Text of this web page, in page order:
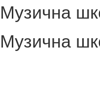
Музична
Музична